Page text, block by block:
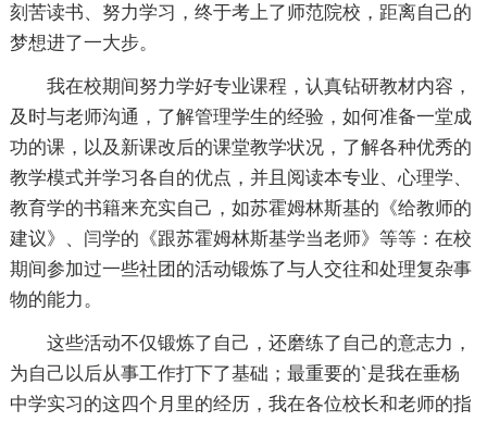
刻苦读书、努力学习，终于考上了师范院校，距离自己的
梦想进了一大步。
我在校期间努力学好专业课程，认真钻研教材内容，
及时与老师沟通，了解管理学生的经验，如何准备一堂成
功的课，以及新课改后的课堂教学状况，了解各种优秀的
教学模式并学习各自的优点，并且阅读本专业、心理学、
教育学的书籍来充实自己，如苏霍姆林斯基的《给教师的
建议》、闫学的《跟苏霍姆林斯基学当老师》等等：在校
期间参加过一些社团的活动锻炼了与人交往和处理复杂事
物的能力。
这些活动不仅锻炼了自己，还磨练了自己的意志力，
为自己以后从事工作打下了基础；最重要的`是我在垂杨
中学实习的这四个月里的经历，我在各位校长和老师的指